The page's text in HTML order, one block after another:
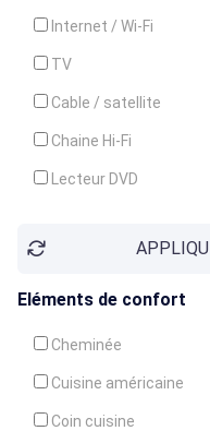
Internet / Wi-Fi
TV
Cable / satellite
Chaine Hi-Fi
Lecteur DVD
Eléments de confort
Cheminée
Cuisine américaine
Coin cuisine